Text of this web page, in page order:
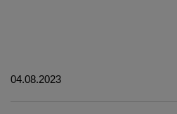
04.08.2023